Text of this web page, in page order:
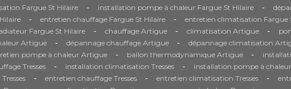
Fargue St Hilaire - installation pompe à chaleur Fargue St Hilaire -
- entretien chauffage Fargue St Hilaire - entretien climatisation Fargue
Fargue St Hilaire - chauffage Artigue - climatisation Artigue -
Artigue - dépannage chauffage Artigue - dépannage climatisation
pompe à chaleur Artigue - ballon thermodynamique Artigue -
Tresses - installation climatisation Tresses - installation pompe à chaleur
- entretien chauffage Tresses - entretien climatisation Tresses -